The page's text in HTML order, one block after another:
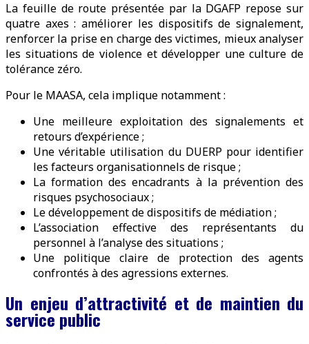
La feuille de route présentée par la DGAFP repose sur
quatre axes : améliorer les dispositifs de signalement,
renforcer la prise en charge des victimes, mieux analyser
les situations de violence et développer une culture de
tolérance zéro.
Pour le MAASA, cela implique notamment :
Une meilleure exploitation des signalements et
retours d’expérience ;
Une véritable utilisation du DUERP pour identifier
les facteurs organisationnels de risque ;
La formation des encadrants à la prévention des
risques psychosociaux ;
Le développement de dispositifs de médiation ;
L’association effective des représentants du
personnel à l’analyse des situations ;
Une politique claire de protection des agents
confrontés à des agressions externes.
Un enjeu d’attractivité et de maintien du
service public